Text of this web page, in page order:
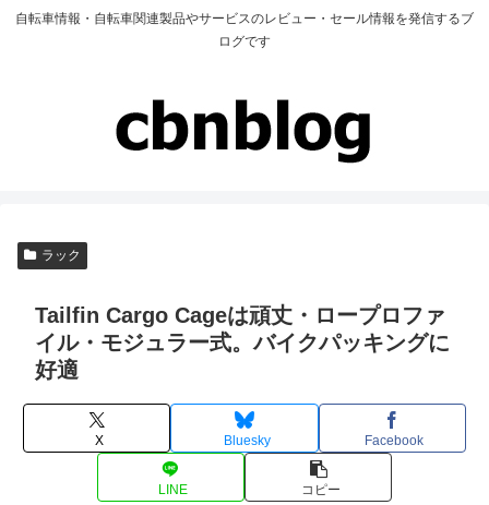
自転車情報・自転車関連製品やサービスのレビュー・セール情報を発信するブ
ログです
ラック
Tailfin Cargo Cageは頑丈・ロープロファ
イル・モジュラー式。バイクパッキングに
好適
X Bluesky Facebook
LINE コピー